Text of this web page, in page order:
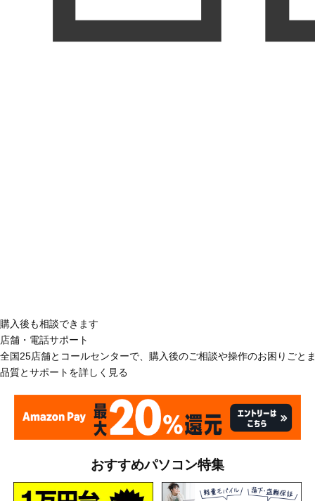
購入後も相談できます
店舗・電話サポート
全国25店舗とコールセンターで、購入後のご相談や操作のお困りごと
品質とサポートを詳しく見る
おすすめパソコン特集